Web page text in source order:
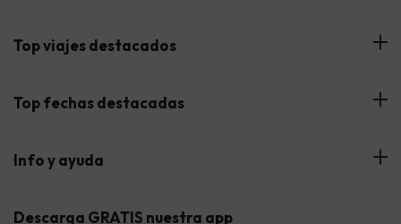
Buscounchollo en los medios
Proveedores
Hoteles Andalucía
Hoteles Cataluña
Top viajes destacados
Viajes con Niños
Viajes de Novios
Top fechas destacadas
Verano
Info y ayuda
Contáctanos
Descarga GRATIS nuestra app